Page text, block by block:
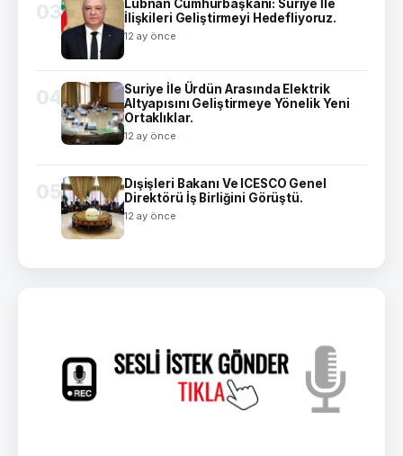
03
Lübnan Cumhurbaşkanı: Suriye İle
İlişkileri Geliştirmeyi Hedefliyoruz.
12 ay önce
04
Suriye İle Ürdün Arasında Elektrik
Altyapısını Geliştirmeye Yönelik Yeni
Ortaklıklar.
12 ay önce
05
Dışişleri Bakanı Ve ICESCO Genel
Direktörü İş Birliğini Görüştü.
12 ay önce